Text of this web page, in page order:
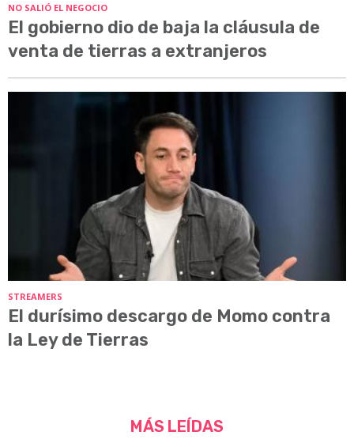
NO SALIÓ EL NEGOCIO
El gobierno dio de baja la cláusula de
venta de tierras a extranjeros
STREAMERS
El durísimo descargo de Momo contra
la Ley de Tierras
MÁS LEÍDAS